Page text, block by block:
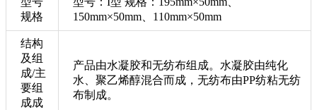
规格
150mm×50mm、110mm×50mm
结构
及组
成/主
要组
成成
产品由水凝胶和无纺布组成。水凝胶由纯化
水、聚乙烯醇混合而成，无纺布由PP纺粘无纺
布制成。